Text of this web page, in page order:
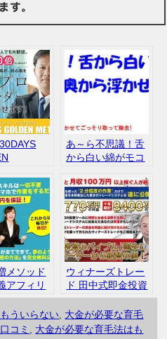
す。
リーオ
コーチ
ム 評
ミ
あ～ら不思議！舌
から白い綿がモコ
奥から浮かせて一
掃 舌苔口臭解消法
評判 口コミ 悩み
メソッド
アフィリ
ンター 評
ウィナーズトレー
ド 田中式即金投資
術 初心者 評判
ういらない, 大金が必要な育毛
コミ , 大金が必要な育毛法はも